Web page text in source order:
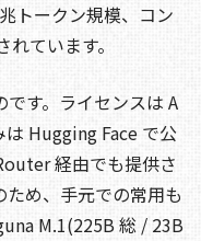
トークン規模、コン
ています。
す。ライセンスは A
Hugging Face で公
経由でも提供さ
め、手元での常用も
M.1(225B 総 / 23B